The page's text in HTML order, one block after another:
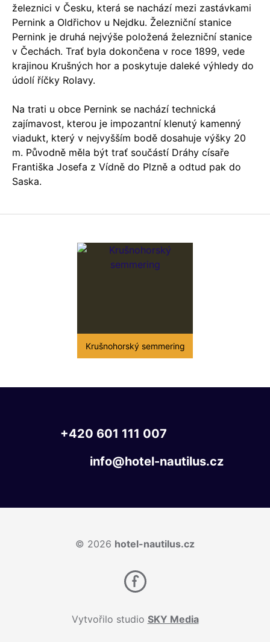
železnici v Česku, která se nachází mezi zastávkami
Pernink a Oldřichov u Nejdku. Železniční stanice
Pernink je druhá nejvýše položená železniční stanice
v Čechách. Trať byla dokončena v roce 1899, vede
krajinou Krušných hor a poskytuje daleké výhledy do
údolí říčky Rolavy.
Na trati u obce Pernink se nachází technická
zajímavost, kterou je impozantní klenutý kamenný
viadukt, který v nejvyšším bodě dosahuje výšky 20
m. Původně měla být trať součástí Dráhy císaře
Františka Josefa z Vídně do Plzně a odtud pak do
Saska.
Krušnohorský semmering
+420 601 111 007
info@hotel-nautilus.cz
© 2026 hotel-nautilus.cz
Vytvořilo studio SKY Media